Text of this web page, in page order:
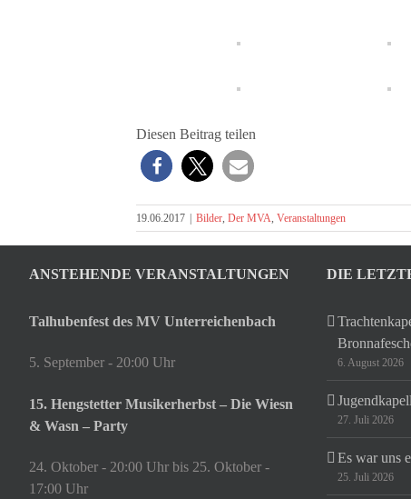
Diesen Beitrag teilen
19.06.2017 Bilder, Der MVA, Veranstaltungen
ANSTEHENDE VERANSTALTUNGEN
Talhubenfest des MV Unterreichenbach
5. September - 20:00 Uhr
15. Hengstetter Musikerherbst – Die Wiesn
& Wasn – Party
24. Oktober - 20:00 Uhr bis 25. Oktober -
17:00 Uhr
DIE
6. August 2026
27. Juli 2026
Es war uns
25. Juli 2026